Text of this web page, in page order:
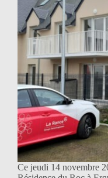
Ce jeudi 14 novembre